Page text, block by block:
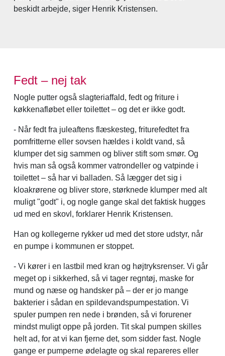
beskidt arbejde, siger Henrik Kristensen.
Fedt – nej tak
Nogle putter også slagteriaffald, fedt og friture i
køkkenafløbet eller toilettet – og det er ikke godt.
- Når fedt fra juleaftens flæskesteg, friturefedtet fra
pomfritterne eller sovsen hældes i koldt vand, så
klumper det sig sammen og bliver stift som smør. Og
hvis man så også kommer vatrondeller og vatpinde i
toilettet – så har vi balladen. Så lægger det sig i
kloakrørene og bliver store, størknede klumper med alt
muligt "godt" i, og nogle gange skal det faktisk hugges
ud med en skovl, forklarer Henrik Kristensen.
Han og kollegerne rykker ud med det store udstyr, når
en pumpe i kommunen er stoppet.
- Vi kører i en lastbil med kran og højtryksrenser. Vi går
meget op i sikkerhed, så vi tager regntøj, maske for
mund og næse og handsker på – der er jo mange
bakterier i sådan en spildevandspumpestation. Vi
spuler pumpen ren nede i brønden, så vi forurener
mindst muligt oppe på jorden. Tit skal pumpen skilles
helt ad, for at vi kan fjerne det, som sidder fast. Nogle
gange er pumperne ødelagte og skal repareres eller